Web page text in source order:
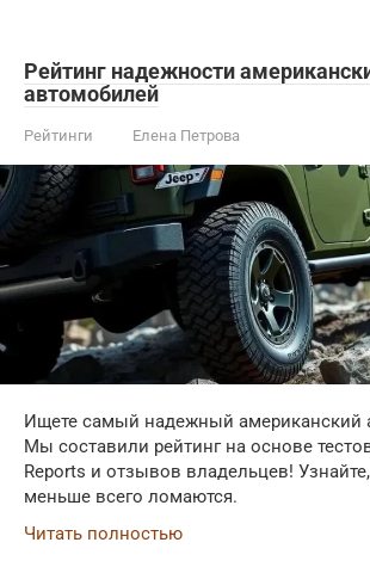
Рейтинг надежности
автомобилей
Рейтинги Елена Петрова
Ищете самый надежный американский
Мы составили рейтинг на основе
Reports и отзывов владельцев!
меньше всего ломаются.
Читать полностью